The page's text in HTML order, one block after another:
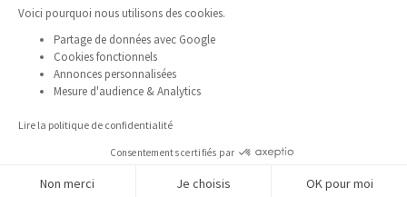
Voici pourquoi nous utilisons des cookies.
Partage de données avec Google
Cookies fonctionnels
Annonces personnalisées
Mesure d'audience & Analytics
Lire la politique de confidentialité
Consentements certifiés par
Non merci Je choisis OK pour moi
Guide des tailles colliers
SUIVEZ-NOUS